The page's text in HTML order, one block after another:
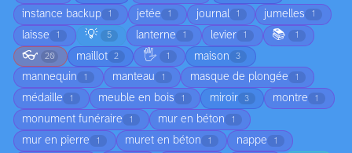
instance backup 1 jetée 1 journal 1 jumelles 1
laisse 1 💡 5 lanterne 1 levier 1 📚 1
👓 20 maillot 2 🖐️ 1 maison 3
mannequin 1 manteau 1 masque de plongée 1
médaille 1 meuble en bois 1 miroir 3 montre 1
monument funéraire 1 mur en béton 1
mur en pierre 1 muret en béton 1 nappe 1